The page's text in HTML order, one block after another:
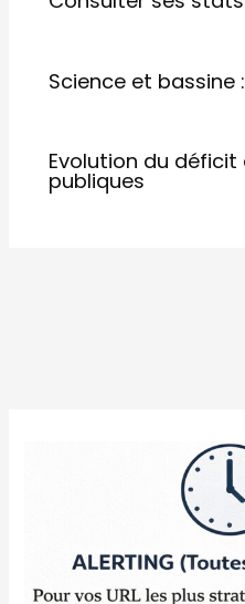
Science et bassine
Evolution du déficit
publiques